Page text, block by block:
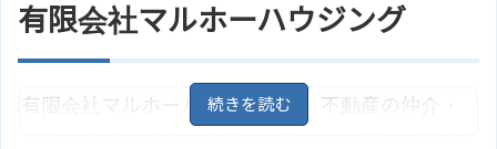
取扱いをしています。営業所にはキッズルームがあ
り安心して相談できる環境を整えてくれています。
岐阜県土岐市泉神栄町2丁目55－2
有限会社マルホーハウジング
有限会社マルホーハウジングは、不動産の仲介・